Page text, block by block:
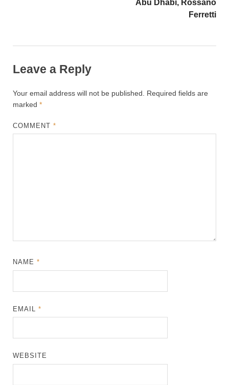
Abu Dhabi, Rossano
Ferretti
Leave a Reply
Your email address will not be published.
Required fields are
marked *
COMMENT*
NAME*
EMAIL*
WEBSITE